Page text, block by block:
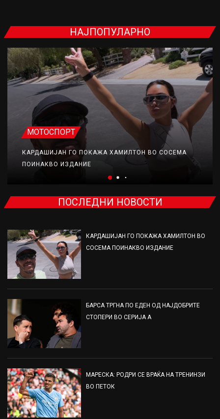
НАЈПОПУЛАРНО
МОТОСПОРТ
КАРДАШИЈАН ГО ПОКАЖА ХАМИЛТОН ВО СОСЕМА
ПОИНАКВО ИЗДАНИЕ
ПОСЛЕДНИ НОВОСТИ
КАРДАШИЈАН ГО ПОКАЖА ХАМИЛТОН ВО
СОСЕМА ПОИНАКВО ИЗДАНИЕ
БАРСА ТРГНА ПО ЕДЕН ОД НАЈДОБРИТЕ
СТОПЕРИ ВО СЕРИЈА А
МАРЕСКА: РОДРИ СЕ ВРАЌА НА ТРЕНИНЗИ
ВО ПЕТОК